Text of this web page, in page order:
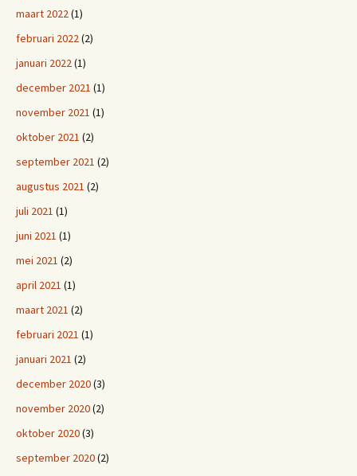
maart 2022(1)
februari 2022(2)
januari 2022(1)
december 2021 (1)
november 2021 (1)
oktober 2021 (2)
september 2021 (2)
augustus 2021 (2)
juli 2021 (1)
juni 2021 (1)
mei 2021 (2)
april 2021 (1)
maart 2021 (2)
februari 2021 (1)
januari 2021 (2)
december 2020(3)
november 2020(2)
oktober 2020(3)
september 2020(2)